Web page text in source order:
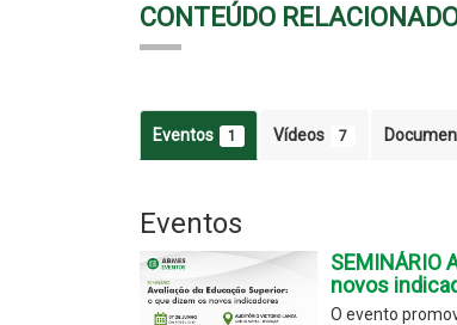
CONTEÚDO
Eventos 1 Vídeos 7
Eventos
SEMINÁRIO
novos
O evento